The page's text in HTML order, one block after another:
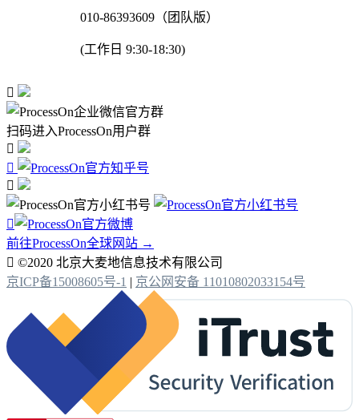
010-86393609（团队版）
(工作日 9:30-18:30)

扫码进入ProcessOn用户群




前往ProcessOn全球网站 →
 ©2020 北京大麦地信息技术有限公司
京ICP备15008605号-1 | 京公网安备 11010802033154号